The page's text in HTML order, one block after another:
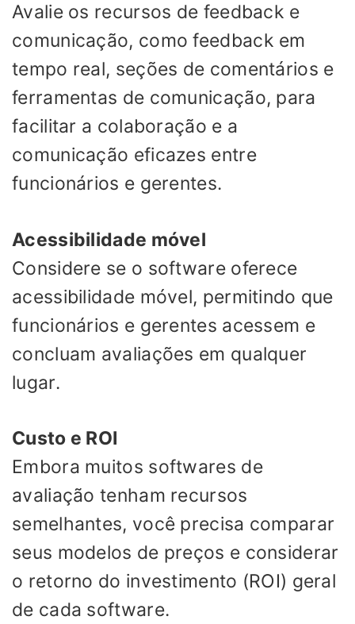
Avalie os recursos de feedback e
comunicação, como feedback em
tempo real, seções de comentários e
ferramentas de comunicação, para
facilitar a colaboração e a
comunicação eficazes entre
funcionários e gerentes.
Acessibilidade móvel
Considere se o software oferece
acessibilidade móvel, permitindo que
funcionários e gerentes acessem e
concluam avaliações em qualquer
lugar.
Custo e ROI
Embora muitos softwares de
avaliação tenham recursos
semelhantes, você precisa comparar
seus modelos de preços e considerar
o retorno do investimento (ROI) geral
de cada software.